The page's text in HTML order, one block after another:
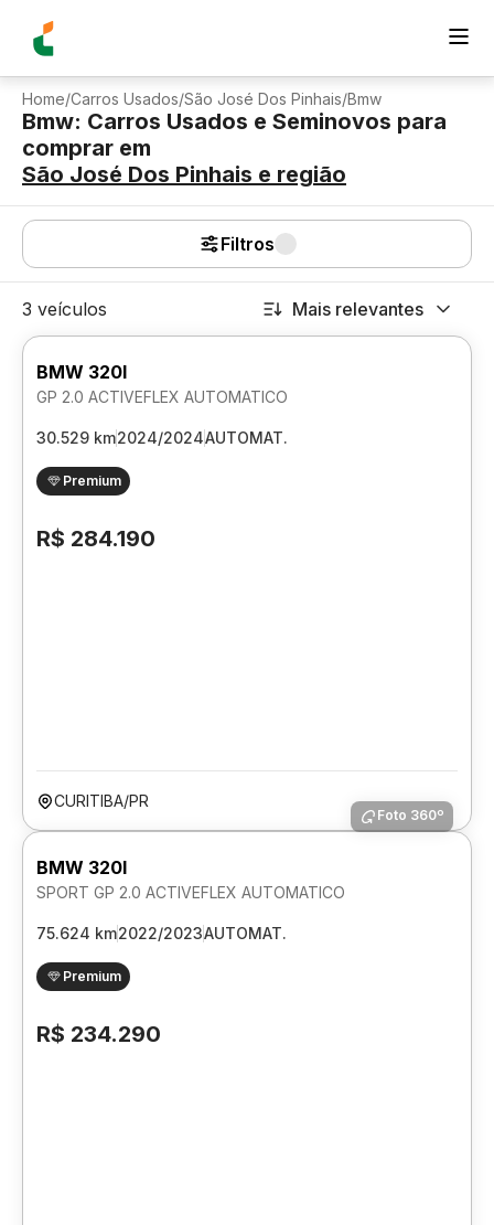
Home/Carros Usados/São José Dos Pinhais/Bmw
Bmw: Carros Usados e Seminovos para
comprar em
São José Dos Pinhais e região
Filtros
3 veículos Mais relevantes
BMW 320I
GP 2.0 ACTIVEFLEX AUTOMATICO
30.529 km2024/2024AUTOMAT.
Premium
R$ 284.190
CURITIBA/PR
Foto 360º
BMW 320I
SPORT GP 2.0 ACTIVEFLEX AUTOMATICO
75.624 km2022/2023AUTOMAT.
Premium
R$ 234.290